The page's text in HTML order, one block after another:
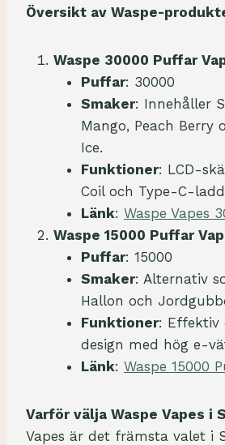
Översikt av Waspe-
Waspe 30000 Puffar
Puffar: 30000
Smaker: Innehåller
Mango, Peach Berry
Ice.
Funktioner: LCD-
Coil och Type-C-
Länk: Waspe Vapes
Waspe 15000 Puffar
Puffar: 15000
Smaker: Alternativ
Hallon och
Funktioner: Effektiv
design med hög e-
Länk: Waspe 15000
Varför välja Waspe Vapes i
Vapes är det främsta valet i